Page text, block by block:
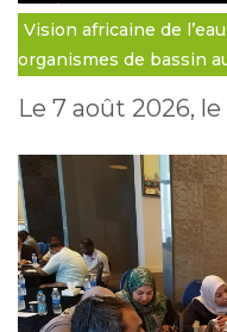
Vision africaine de
organismes de bassin
Le 7 août 2026,